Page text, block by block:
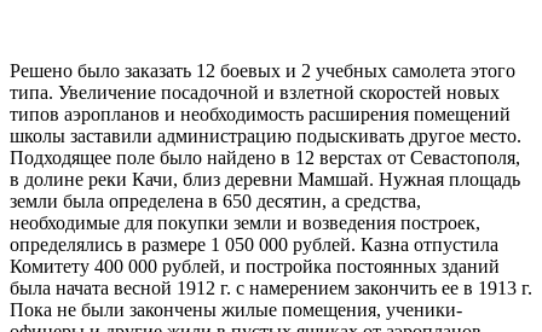
Решено было заказать 12 боевых и 2 учебных самолета этого
типа. Увеличение посадочной и взлетной скоростей новых
типов аэропланов и необходимость расширения помещений
школы заставили администрацию подыскивать другое место.
Подходящее поле было найдено в 12 верстах от Севастополя,
в долине реки Качи, близ деревни Мамшай. Нужная площадь
земли была определена в 650 десятин, а средства,
необходимые для покупки земли и возведения построек,
определялись в размере 1 050 000 рублей. Казна отпустила
Комитету 400 000 рублей, и постройка постоянных зданий
была начата весной 1912 г. с намерением закончить ее в 1913 г.
Пока не были закончены жилые помещения, ученики-